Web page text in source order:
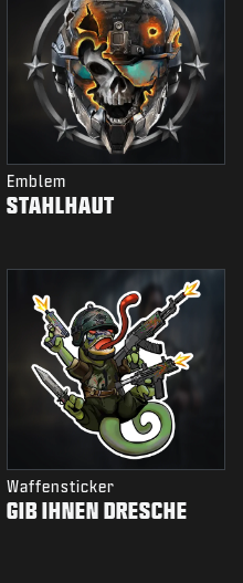
Emblem
STAHLHAUT
Waffensticker
GIB IHNEN DRESCHE